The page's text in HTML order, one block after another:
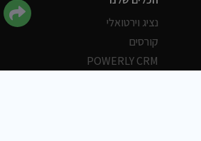
נציג וירטואלי
קורסים
POWERLY CRM